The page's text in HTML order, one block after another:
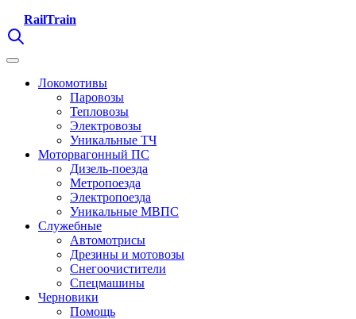
RailTrain
Локомотивы
Паровозы
Тепловозы
Электровозы
Уникальные ТЧ
Моторвагонный ПС
Дизель-поезда
Метропоезда
Электропоезда
Уникальные МВПС
Служебные
Автомотрисы
Дрезины и мотовозы
Снегоочистители
Спецмашины
Черновики
Помощь